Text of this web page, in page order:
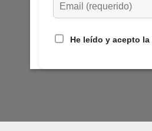
He leído y acepto la